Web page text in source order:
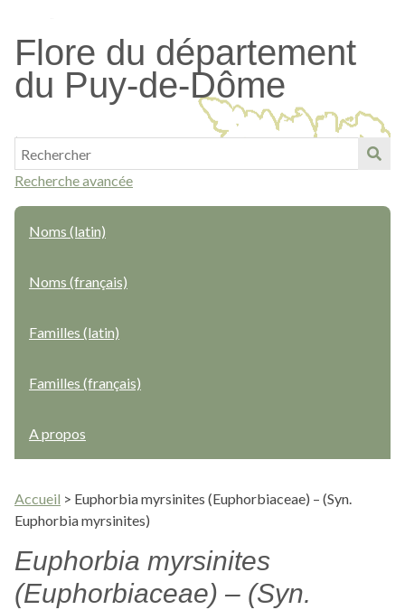
contenu
principal
Flore du département
du Puy-de-Dôme
Recherche avancée
Noms (latin)
Noms (français)
Familles (latin)
Familles (français)
A propos
Accueil > Euphorbia myrsinites (Euphorbiaceae) – (Syn.
Euphorbia myrsinites)
Euphorbia myrsinites
(Euphorbiaceae) – (Syn.